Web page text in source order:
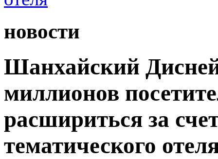
новости
Шанхайский
миллионов
расшириться за
тематического